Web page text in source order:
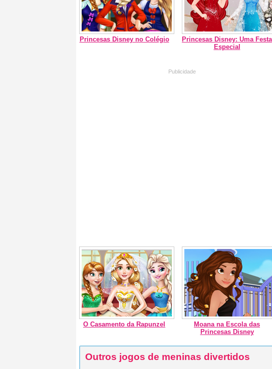
Princesas Disney no Colégio
Princesas Disney: Uma Festa
Especial
O Casamento da Rapunzel
Moana na Escola das
Princesas Disney
Outros jogos de meninas divertidos